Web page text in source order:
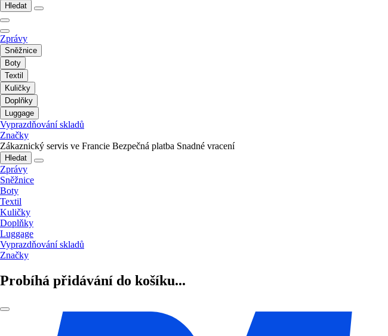
Hledat
Zprávy
Sněžnice
Boty
Textil
Kuličky
Doplňky
Luggage
Vyprazdňování skladů
Značky
Zákaznický servis ve Francie Bezpečná platba Snadné vracení
Hledat
Zprávy
Sněžnice
Boty
Textil
Kuličky
Doplňky
Luggage
Vyprazdňování skladů
Značky
Probíhá přidávání do košíku...